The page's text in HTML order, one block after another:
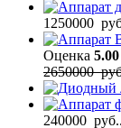
1250000
Оценка 5.00
2650000
240000 руб..